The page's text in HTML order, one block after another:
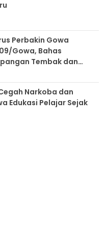
Perbakin Gowa
Gowa, Bahas
Tembak dan
Narkoba dan
Edukasi Pelajar Sejak